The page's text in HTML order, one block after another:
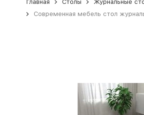
Главная Столы
Журнальные
Современная мебель стол